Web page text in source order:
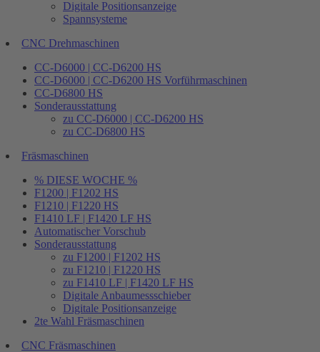
Digitale Positionsanzeige
Spannsysteme
CNC Drehmaschinen
CC-D6000 | CC-D6200 HS
CC-D6000 | CC-D6200 HS Vorführmaschinen
CC-D6800 HS
Sonderausstattung
zu CC-D6000 | CC-D6200 HS
zu CC-D6800 HS
Fräsmaschinen
% DIESE WOCHE %
F1200 | F1202 HS
F1210 | F1220 HS
F1410 LF | F1420 LF HS
Automatischer Vorschub
Sonderausstattung
zu F1200 | F1202 HS
zu F1210 | F1220 HS
zu F1410 LF | F1420 LF HS
Digitale Anbaumessschieber
Digitale Positionsanzeige
2te Wahl Fräsmaschinen
CNC Fräsmaschinen